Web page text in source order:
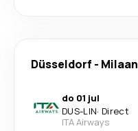
Düsseldorf - Milaan
do 01 jul
DUS-LIN· Direct
ITA Airways